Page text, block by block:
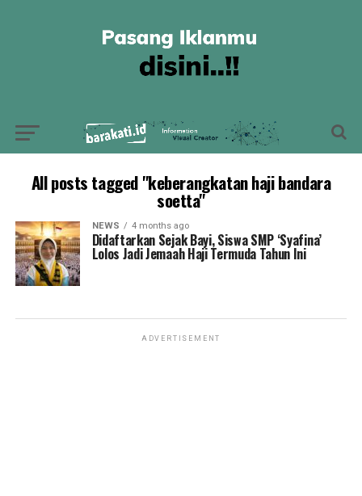
All posts tagged "keberangkatan haji bandara
soetta"
NEWS 4 months ago
Didaftarkan Sejak Bayi, Siswa SMP ‘Syafina’
Lolos Jadi Jemaah Haji Termuda Tahun Ini
ADVERTISEMENT